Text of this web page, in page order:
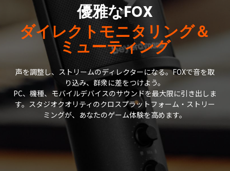
優雅なFOX
ダイレクトモニタリング＆
ミューティング
声を調整し、ストリームのディレクターになる。FOXで音を取
り込み、群衆に差をつけよう。
PC、機種、モバイルデバイスのサウンドを最大限に引き出しま
す。スタジオクオリティのクロスプラットフォーム・ストリー
ミングが、あなたのゲーム体験を高めます。